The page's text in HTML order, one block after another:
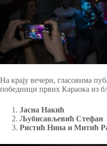
На крају вечери, гласовима
победници првих Караока из
Јасна Накић
Љубисављевић Стефан
Ристић Нина и Митић